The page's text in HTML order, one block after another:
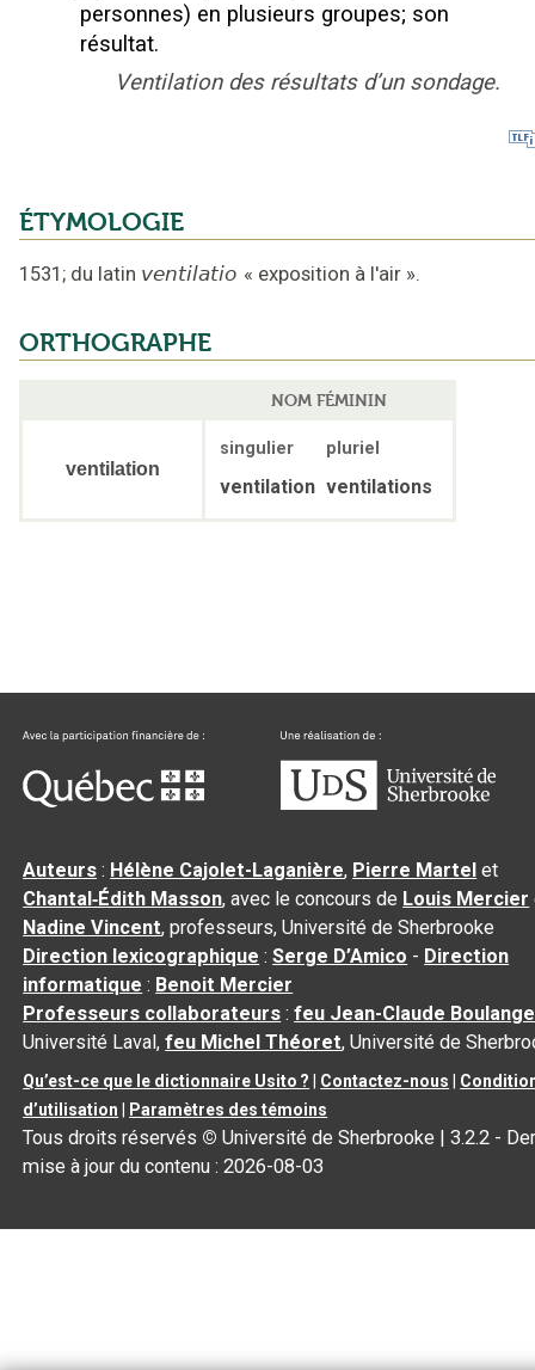
personnes) en plusieurs groupes; son
résultat.
Ventilation des résultats d’un sondage.
ÉTYMOLOGIE
1531 ; du latin ventilatio « exposition à l'air ».
ORTHOGRAPHE
NOM FÉMININ
ventilation
singulier pluriel
ventilation ventilations
Auteurs : Hélène Cajolet-Laganière, Pierre Martel et
Chantal‑Édith Masson, avec le concours de Louis Mercier
Nadine Vincent, professeurs, Université de Sherbrooke
Direction lexicographique :Serge D’Amico - Direction
informatique : Benoit Mercier
Professeurs collaborateurs :feu Jean-Claude
Université Laval,feu Michel Théoret, Université de
Qu’est-ce que le dictionnaire Usito ? Contactez-nous
d’utilisation
Paramètres des témoins
Tous droits réservés © Université de Sherbrooke |3.2.2 -
mise à jour du contenu :2026-08-03